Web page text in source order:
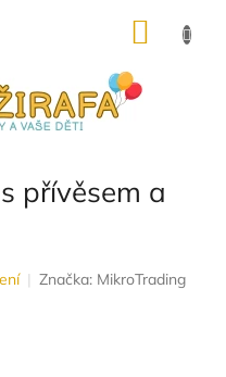
přívěsem a
Značka: MikroTrading